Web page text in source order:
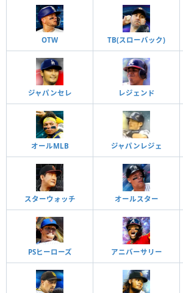
OTW TB(スローバック)
ジャパンセレ レジェンド
オールMLB ジャパンレジェ
スターウォッチ オールスター
PSヒーローズ アニバーサリー